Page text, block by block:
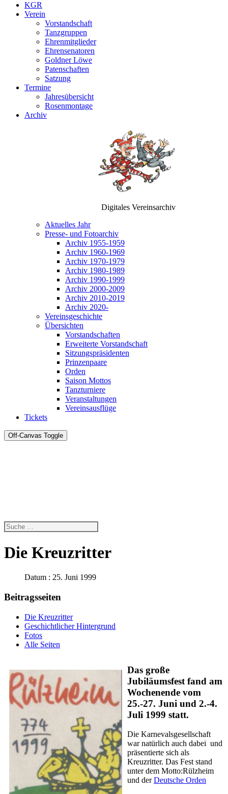
KGR
Verein
Vorstandschaft
Tanzgruppen
Ehrenmitglieder
Ehrensenatoren
Goldner Löwe
Patenschaften
Satzung
Termine
Jahresübersicht
Rosenmontage
Archiv
Digitales Vereinsarchiv
Aktuelles Jahr
Presse- und Fotoarchiv
Archiv 1955-1959
Archiv 1960-1969
Archiv 1970-1979
Archiv 1980-1989
Archiv 1990-1999
Archiv 2000-2009
Archiv 2010-2019
Archiv 2020-
Vereinsgeschichte
Übersichten
Vorstandschaften
Erweiterte Vorstandschaft
Sitzungspräsidenten
Prinzenpaare
Orden
Saison Mottos
Tanzturniere
Veranstaltungen
Vereinsausflüge
Tickets
Off-Canvas Toggle
Die Kreuzritter
Datum : 25. Juni 1999
Beitragsseiten
Die Kreuzritter
Geschichtlicher Hintergrund
Fotos
Alle Seiten
Das große
Jubiläumsfest fand am
Wochenende vom
25.-27. Juni und 2.-4.
Juli 1999 statt.
Die Karnevalsgesellschaft
war natürlich auch dabei und
präsentierte sich als
Kreuzritter. Das Fest stand
unter dem Motto:Rülzheim
und derDeutsche Orden